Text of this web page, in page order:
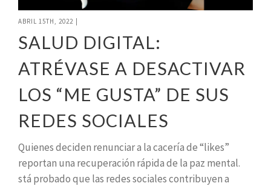
ABRIL 15TH, 2022
SALUD DIGITAL:
ATRÉVASE A DESACTIVAR
LOS “ME GUSTA” DE SUS
REDES SOCIALES
Quienes deciden renunciar a la cacería de “likes”
reportan una recuperación rápida de la paz mental.
stá probado que las redes sociales contribuyen a